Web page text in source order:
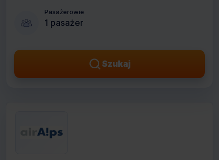
Pasażerowie
1 pasażer
Szukaj